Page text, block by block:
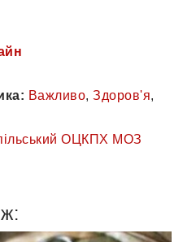
Важливо, Здоров'я,
ОЦКПХ МОЗ